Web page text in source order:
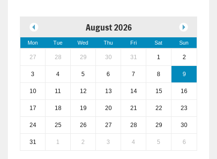
August 2026
Mon Tue Wed Thu Fri Sat Sun
27 28 29 30 31 1 2
3 4 5 6 7 8 9
10 11 12 13 14 15 16
17 18 19 20 21 22 23
24 25 26 27 28 29 30
31 1 2 3 4 5 6